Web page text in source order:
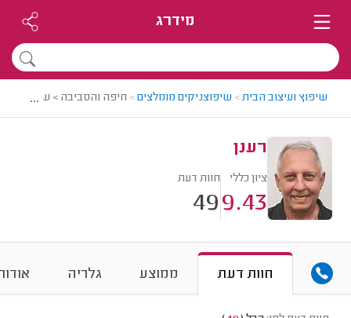
מידרג
שיפוץ ועיצוב הבית> שיפוצניקים מומלצים> חיפה והסביבה > שיפוצניק
...
רענן
ציון כללי
9.43
חוות דעת
49
חוות דעת ממוצע גלריה